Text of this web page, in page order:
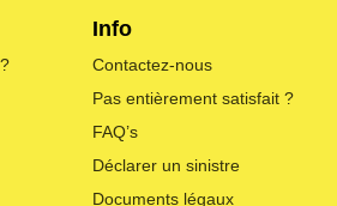
Info
Contactez-nous
Pas entièrement satisfait ?
FAQ’s
Déclarer un sinistre
Documents légaux